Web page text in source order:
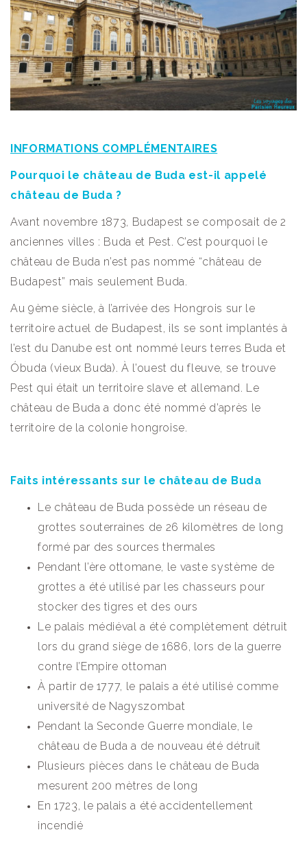
INFORMATIONS COMPLÉMENTAIRES
Pourquoi le château de Buda est-il appelé
château de Buda ?
Avant novembre 1873, Budapest se composait de 2
anciennes villes : Buda et Pest. C’est pourquoi le
château de Buda n’est pas nommé “château de
Budapest” mais seulement Buda.
Au 9ème siècle, à l’arrivée des Hongrois sur le
territoire actuel de Budapest, ils se sont implantés à
l’est du Danube est ont nommé leurs terres Buda et
Óbuda (vieux Buda). À l’ouest du fleuve, se trouve
Pest qui était un territoire slave et allemand. Le
château de Buda a donc été nommé d’après le
territoire de la colonie hongroise.
Faits intéressants sur le château de Buda
Le château de Buda possède un réseau de
grottes souterraines de 26 kilomètres de long
formé par des sources thermales
Pendant l’ère ottomane, le vaste système de
grottes a été utilisé par les chasseurs pour
stocker des tigres et des ours
Le palais médiéval a été complètement détruit
lors du grand siège de 1686, lors de la guerre
contre l’Empire ottoman
À partir de 1777, le palais a été utilisé comme
université de Nagyszombat
Pendant la Seconde Guerre mondiale, le
château de Buda a de nouveau été détruit
Plusieurs pièces dans le château de Buda
mesurent 200 mètres de long
En 1723, le palais a été accidentellement
incendié